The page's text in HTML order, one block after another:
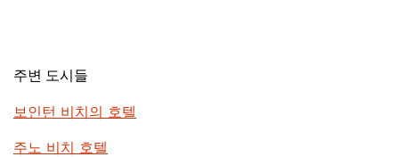
주변 도시들
보인턴 비치의 호텔
주노 비치 호텔